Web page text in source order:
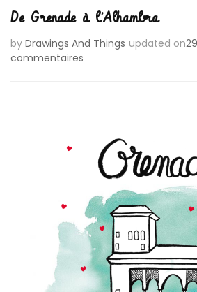
De Grenade à l’Alhambra
by Drawings And Things updated on
commentaires